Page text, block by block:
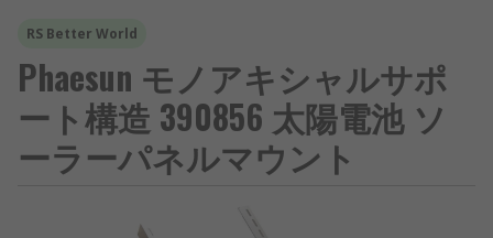
RS Better World
Phaesun モノアキシャルサポ
ート構造 390856 太陽電池 ソ
ーラーパネルマウント